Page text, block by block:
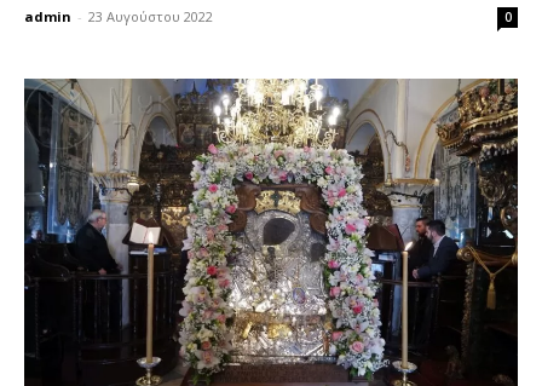
admin - 23 Αυγούστου 2022 0